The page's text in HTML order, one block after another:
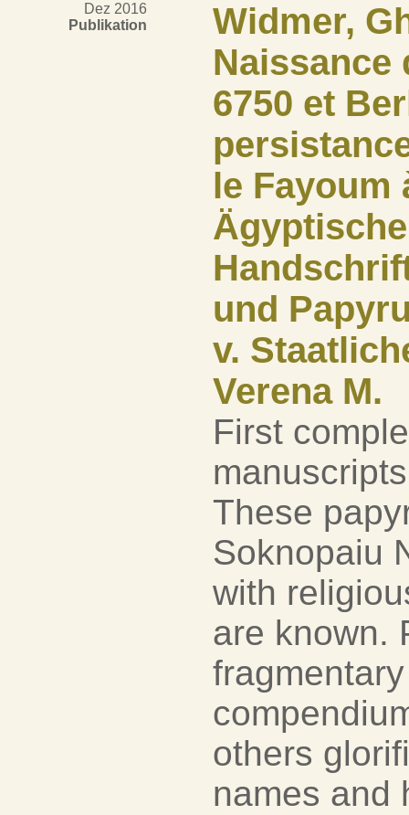
Dez 2016
Publikation
Widmer,
Naissance
6750 et
le Fayoum
und
v.
Verena M.
First
These
Soknopaiu
with
are known.
others
names and